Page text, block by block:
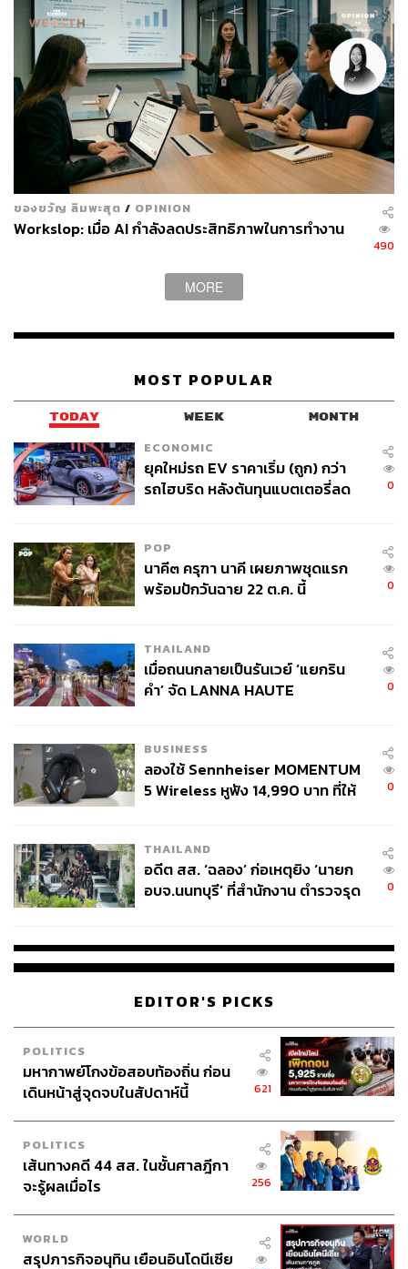
ประกอบด้วย Spring Tower, T1 Building, The Parq และ
Asia Centre
พิสูจน์อักษร: ลักษณ์นารา พักตร์เพียงจันทร์
อ้างอิง:
https://www.reuters.com/article/us-davos-meeting-finance-
erdoes-idUSKBN29V288?taid=60106330e8fa030001a3e
305&utm_campaign=trueAnthem:+Trending+Content&utm
_medium=trueAnthem&utm_source=twitter
ผ่านแอปพลิเคชันต่างๆ ที่คุณสะดวกหรือใช้งานอยู่แล้วได้เลย
Video Conference WeWork
การทำงาน
Work from Home
62
ปณชัย อารีเพิ่มพร
นักการตลาดผู้ฝักใฝ่ในแวดวงนวัตกรรมและ
เทคโนโลยี แต่บางทีก็เผลอมีใจให้วัฒนธรรม
ของขวัญ ลิมพะสุต / OPINION
Workslop: เมื่อ AI กำลังลดประสิทธิภาพในการทำงาน
490
MORE
MOST POPULAR
TODAY WEEK MONTH
ECONOMIC
ยุคใหม่รถ EV ราคาเริ่ม (ถูก) กว่า
รถไฮบริด หลังต้นทุนแบตเตอรี่ลด
0
POP
นาคี๓ ครุฑา นาคี เผยภาพชุดแรก
พร้อมปักวันฉาย 22 ต.ค. นี้
0
THAILAND
เมื่อถนนกลายเป็นรันเวย์ ‘แยกริน
คำ’ จัด LANNA HAUTE
0
BUSINESS
ลองใช้ Sennheiser MOMENTUM
5 Wireless หูฟัง 14,990 บาท ที่ให้
0
THAILAND
อดีต สส. ‘ฉลอง’ ก่อเหตุยิง ‘นายก
อบจ.นนทบุรี’ ที่สำนักงาน ตำรวจรุด
0
EDITOR'S PICKS
POLITICS
มหากาพย์โกงข้อสอบท้องถิ่น ก่อน
เดินหน้าสู่จุดจบในสัปดาห์นี้
621
POLITICS
เส้นทางคดี 44 สส. ในชั้นศาลฎีกา
จะรู้ผลเมื่อไร
256
WORLD
สรุปภารกิจอนุทิน เยือนอินโดนีเซีย